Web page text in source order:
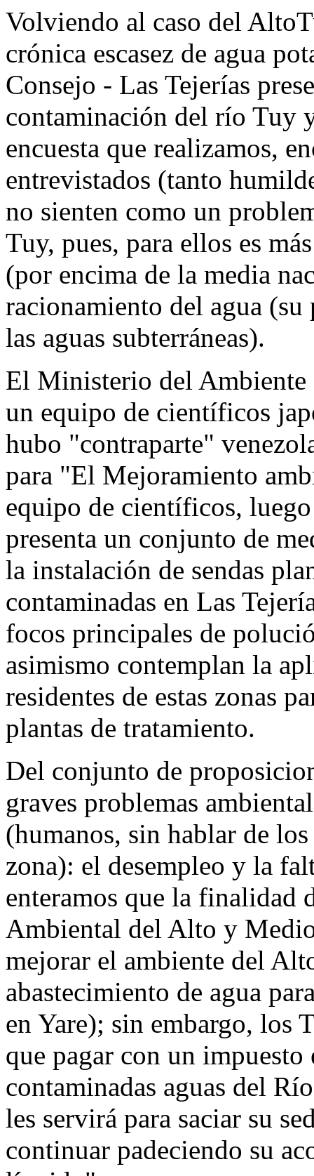
Volviendo al caso del
crónica escasez de agua
Consejo - Las Tejerías
contaminación del río Tuy
encuesta que realizamos,
entrevistados (tanto
no sienten como un
Tuy, pues, para ellos es
(por encima de la media
racionamiento del agua
las aguas subterráneas).
El Ministerio del Ambiente
un equipo de científicos
hubo "contraparte"
para "El Mejoramiento
equipo de científicos,
presenta un conjunto de
la instalación de sendas
contaminadas en Las
focos principales de
asimismo contemplan la
residentes de estas zonas
plantas de tratamiento.
Del conjunto de
graves problemas
(humanos, sin hablar de los
zona): el desempleo y la
enteramos que la finalidad
Ambiental del Alto y
mejorar el ambiente del
abastecimiento de agua
en Yare); sin embargo, los
que pagar con un impuesto
contaminadas aguas del
les servirá para saciar su
continuar padeciendo su